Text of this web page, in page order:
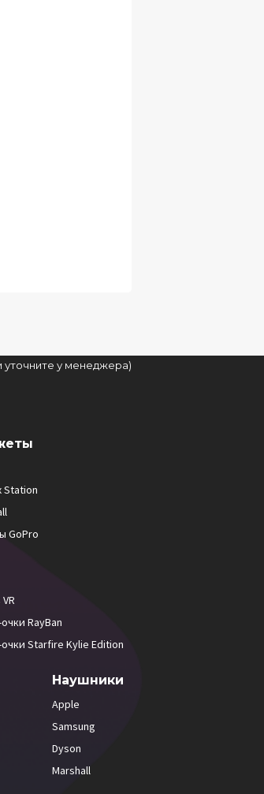
уточните у менеджера)
Station
GoPro
RayBan
Starfire Kylie Edition
Наушники
Apple
Samsung
Dyson
Marshall